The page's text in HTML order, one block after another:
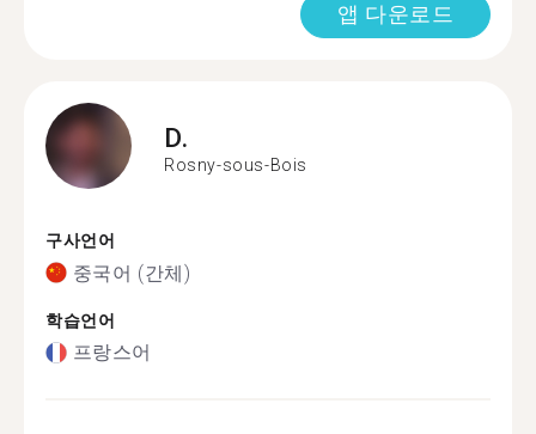
앱 다운로드
D.
Rosny-sous-Bois
구사언어
중국어 (간체)
학습언어
프랑스어